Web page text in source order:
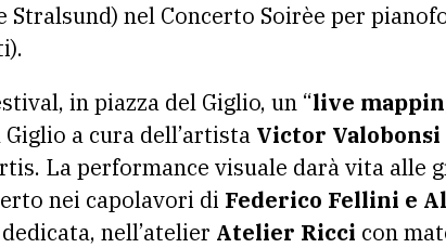
nel Concerto Soirèe per
in piazza del Giglio, un “live
a cura dell’artista Victor Valobonsi
La performance visuale darà vita alle
nei capolavori di Federico Fellini e
nell’atelier Atelier Ricci con